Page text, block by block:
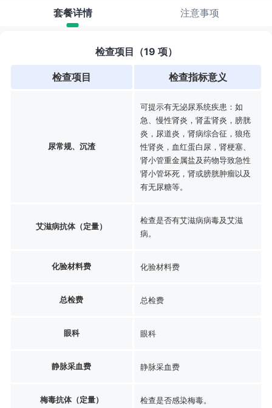
套餐详情 注意事项
检查项目（19 项）
检查项目 检查指标意义
尿常规、沉渣
可提示有无泌尿系统疾患：如
急、慢性肾炎，肾盂肾炎，膀胱
炎，尿道炎，肾病综合征，狼疮
性肾炎，血红蛋白尿，肾梗塞、
肾小管重金属盐及药物导致急性
肾小管坏死，肾或膀胱肿瘤以及
有无尿糖等。
艾滋病抗体（定量）
检查是否有艾滋病病毒及艾滋
病。
化验材料费 化验材料费
总检费 总检费
眼科 眼科
静脉采血费 静脉采血费
梅毒抗体（定量） 检查是否感染梅毒。